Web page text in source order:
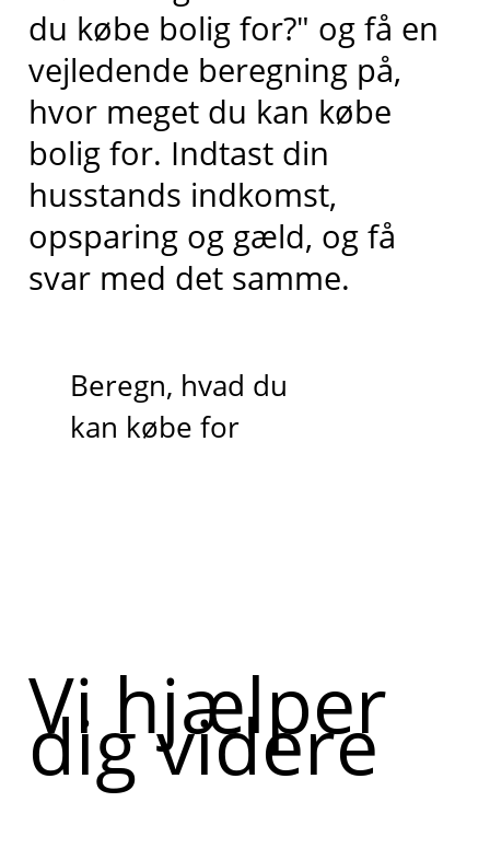
du købe bolig for?" og få en
vejledende beregning på,
hvor meget du kan købe
bolig for. Indtast din
husstands indkomst,
opsparing og gæld, og få
svar med det samme.
Beregn, hvad du
kan købe for
Vi hjælper
dig videre